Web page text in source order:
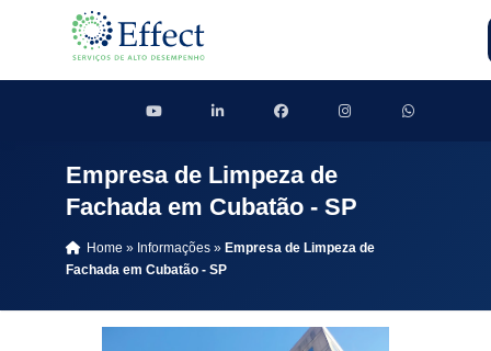
Empresa de Limpeza de
Fachada em Cubatão - SP
Home » Informações » Empresa de Limpeza de
Fachada em Cubatão - SP